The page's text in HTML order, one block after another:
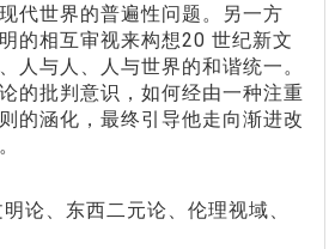
代世界的普遍性问题。另一方
的相互审视来构想20 世纪新文
人与人、人与世界的和谐统一。
的批判意识，如何经由一种注重
的涵化，最终引导他走向渐进改
论、东西二元论、伦理视域、